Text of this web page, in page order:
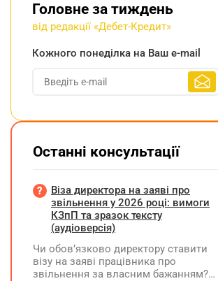
Головне за тиждень
від редакції «Дебет-Кредит»
Кожного понеділка на Ваш e-mail
Останні консультації
Віза директора на заяві про
звільнення у 2026 році: вимоги
КЗпП та зразок тексту
(аудіоверсія)
Чи обов’язково директору ставити
візу на заяві працівника про
звільнення за власним бажанням?